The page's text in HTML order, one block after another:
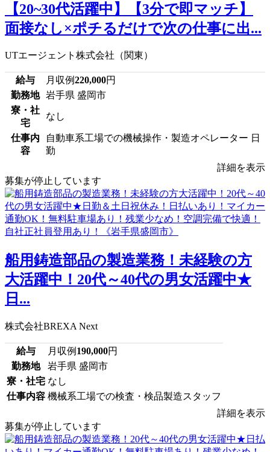
【20~30代活躍中】【3分で即マッチ】
面接なし×ポチるだけで次の仕事に出...
UTエージェント株式会社（関東）
給与 月収例220,000円
勤務地
岩手県 盛岡市
寮・社
宅
なし
仕事内
容
自動車系工場での機械操作・製造オペレーター 日
勤
詳細を表示
募集が停止しています
船用鋳造部品の製造業務！未経験の方
大活躍中！20代～40代の男女活躍中★
日...
株式会社BREXA Next
給与 月収例 190,000円
勤務地
岩手県 盛岡市
寮・社宅 なし
仕事内容 機械系工場での検査・検品製造スタッフ
詳細を表示
募集が停止しています